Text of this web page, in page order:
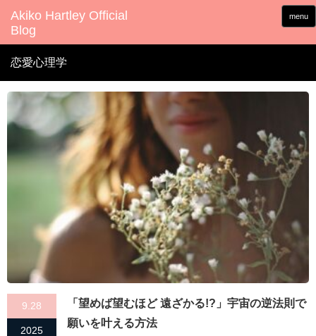
menu
恋愛心理学
9.28
2025
「望めば望むほど 遠ざかる!?」宇宙の逆法則で
願いを叶える方法